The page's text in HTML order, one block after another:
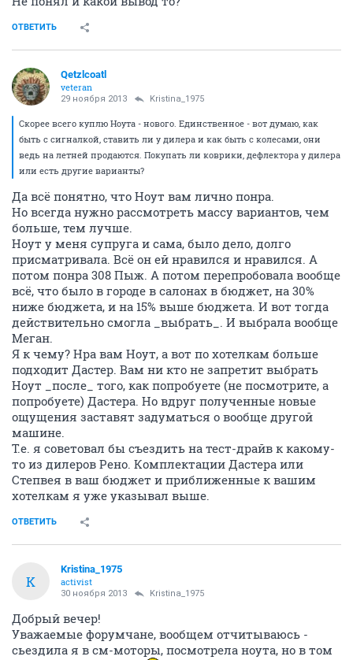
ОТВЕТИТЬ
Qetzlcoatl
veteran
29 ноября 2013 Kristina_1975
Скорее всего куплю Ноута - нового. Единственное - вот думаю, как
быть с сигналкой, ставить ли у дилера и как быть с колесами, они
ведь на летней продаются. Покупать ли коврики, дефлектора у дилера
или есть другие варианты?
Да всё понятно, что Ноут вам лично понра.
Но всегда нужно рассмотреть массу вариантов, чем
больше, тем лучше.
Ноут у меня супруга и сама, было дело, долго
присматривала. Всё он ей нравился и нравился. А
потом понра 308 Пыж. А потом перепробовала вообще
всё, что было в городе в салонах в бюджет, на 30%
ниже бюджета, и на 15% выше бюджета. И вот тогда
действительно смогла _выбрать_. И выбрала вообще
Меган.
Я к чему? Нра вам Ноут, а вот по хотелкам больше
подходит Дастер. Вам ни кто не запретит выбрать
Ноут _после_ того, как попробуете (не посмотрите, а
попробуете) Дастера. Но вдруг полученные новые
ощущения заставят задуматься о вообще другой
машине.
Т.е. я советовал бы съездить на тест-драйв к какому-
то из дилеров Рено. Комплектации Дастера или
Степвея в ваш бюджет и приближенные к вашим
хотелкам я уже указывал выше.
ОТВЕТИТЬ
K
Kristina_1975
activist
30 ноября 2013 Kristina_1975
Добрый вечер!
Уважаемые форумчане, вообщем отчитываюсь -
сьездила я в см-моторы, посмотрела ноута, но в том